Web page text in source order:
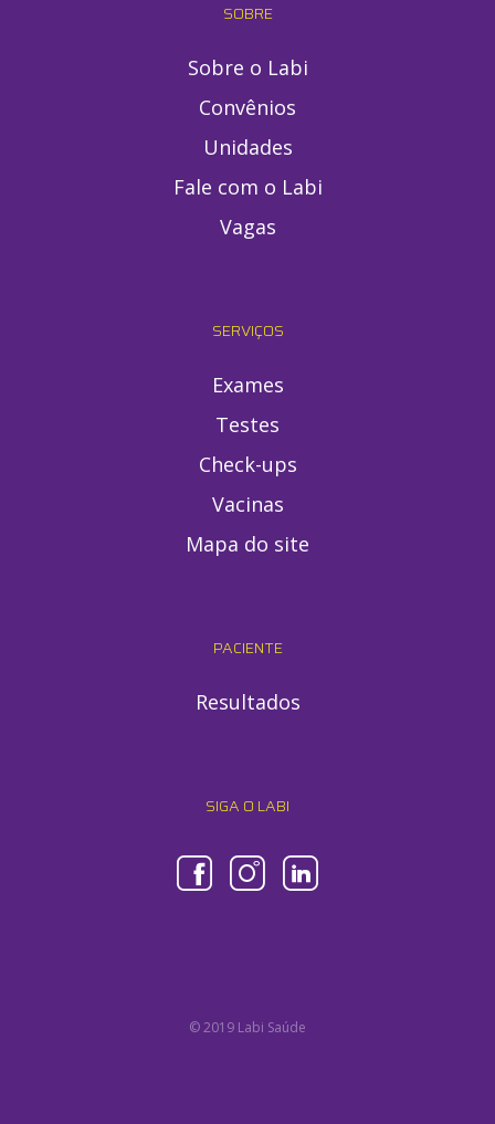
SOBRE
Sobre o Labi
Convênios
Unidades
Fale com o Labi
Vagas
SERVIÇOS
Exames
Testes
Check-ups
Vacinas
Mapa do site
PACIENTE
Resultados
SIGA O LABI
© 2019 Labi Saúde